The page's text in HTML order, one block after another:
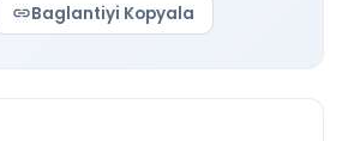
Baglantiyi Kopyala